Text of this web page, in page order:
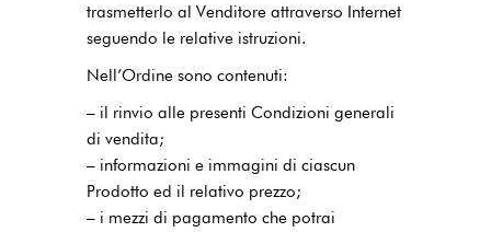
trasmetterlo al Venditore attraverso Internet
seguendo le relative istruzioni.
Nell’Ordine sono contenuti:
– il rinvio alle presenti Condizioni generali
di vendita;
– informazioni e immagini di ciascun
Prodotto ed il relativo prezzo;
– i mezzi di pagamento che potrai